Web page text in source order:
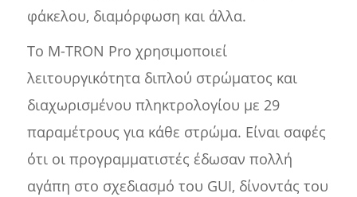
φάκελου, διαμόρφωση και άλλα.
Το M-TRON Pro χρησιμοποιεί
λειτουργικότητα διπλού στρώματος και
διαχωρισμένου πληκτρολογίου με 29
παραμέτρους για κάθε στρώμα. Είναι σαφές
ότι οι προγραμματιστές έδωσαν πολλή
αγάπη στο σχεδιασμό του GUI, δίνοντάς του